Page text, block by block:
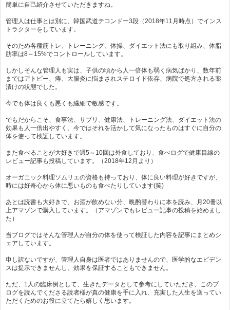
簡単に自己紹介させていただきますね。
管理人は仕事とは別に、韓国武道テコンドー3段（2018年11月時点）でインス
トラクターをしています。
そのため各種筋トレ、トレーニング、体操、ダイエット法にも取り組み、体脂
肪率は8～15%でコントロールしています。
しかしそんな管理人も実は、子供の頃から人一倍体も弱く病気ばかり、数年前
まではアトピー、痔、大腸炎に悩まされステロイド依存、病院で処方される薬
漬けの状態でした。
今でも体は良くも悪くも繊細で敏感です。
でもだからこそ、食事法、サプリ、健康法、トレーニング法、ダイエット法の
効果も人一倍出やすく、今ではそれを活かして気になったものはすぐに自分の
体を使って検証しています。
また食べることが大好きで週5～10回は外食しており、食べログで健康目線の
レビュー記事も投稿しています。（2018年12月より）
オーガニック料理ソムリエの資格も持っており、体に良い料理が好きですが、
時には好奇心から体に悪いものも食べたりしています(笑)
あとは読書も大好きで、お酒が飲めない分、晩酌替わりに本を読み、月20冊以
上アマゾンで購入しています。（アマゾンでもレビュー記事の投稿を始めまし
た）
当ブログではそんな管理人が自分の体を使って検証した内容を記事にまとめシ
ェアしています。
申し訳ないですが、管理人自身は医者ではありませんので、医学的なエビデン
スは提示できませんし、効果を保証することもできません。
ただ、1人の臨床例として、生きたデータとして参考にしていただき、このブ
ログを読んでくださる読者様が真の健康を手に入れ、充実した人生を送ってい
ただくためのお役に立てたら嬉しく思います。